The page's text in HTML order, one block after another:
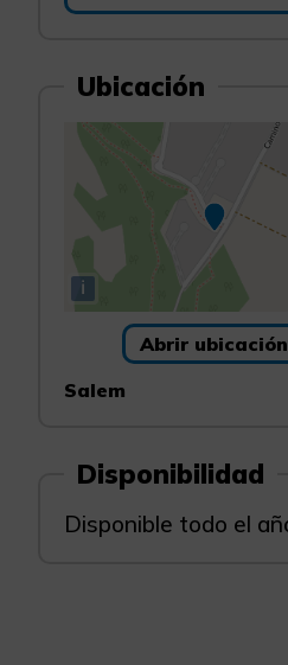
Ubicación
i
Abrir ubicación
Salem
Disponibilidad
Disponible todo el